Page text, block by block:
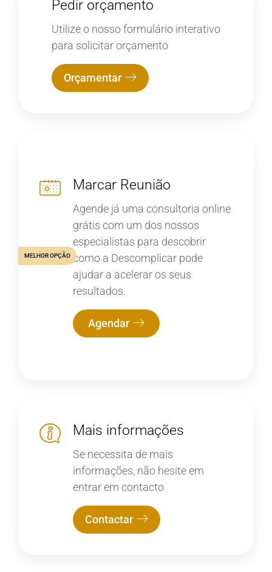
Pedir orçamento
Utilize o nosso formulário interativo
para solicitar orçamento
Orçamentar
Marcar Reunião
Agende já uma consultoria online
grátis com um dos nossos
especialistas para descobrir
como a Descomplicar pode
ajudar a acelerar os seus
resultados.
Agendar
MELHOR OPÇÃO
Mais informações
Se necessita de mais
informações, não hesite em
entrar em contacto
Contactar